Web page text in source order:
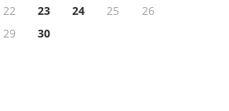
22 23 24 25
26
29
30